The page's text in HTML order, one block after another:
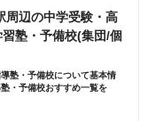
周辺の中学受験・高
塾・予備校(集団/個
塾・予備校について基本情
・予備校おすすめ一覧を